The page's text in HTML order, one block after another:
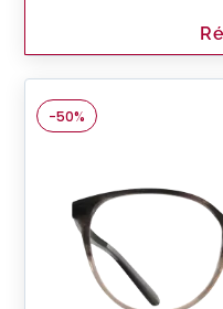
-50%